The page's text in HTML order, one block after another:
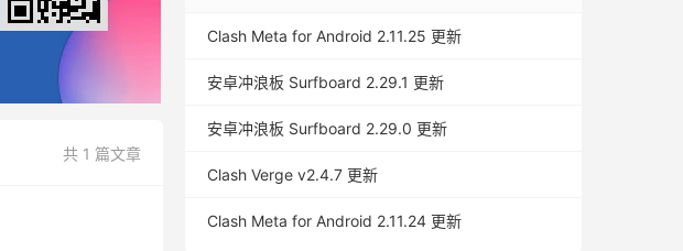
共 1 篇文章
Clash Meta for Android 2.11.25 更新
安卓冲浪板 Surfboard 2.29.1 更新
安卓冲浪板 Surfboard 2.29.0 更新
Clash Verge v2.4.7 更新
Clash Meta for Android 2.11.24 更新